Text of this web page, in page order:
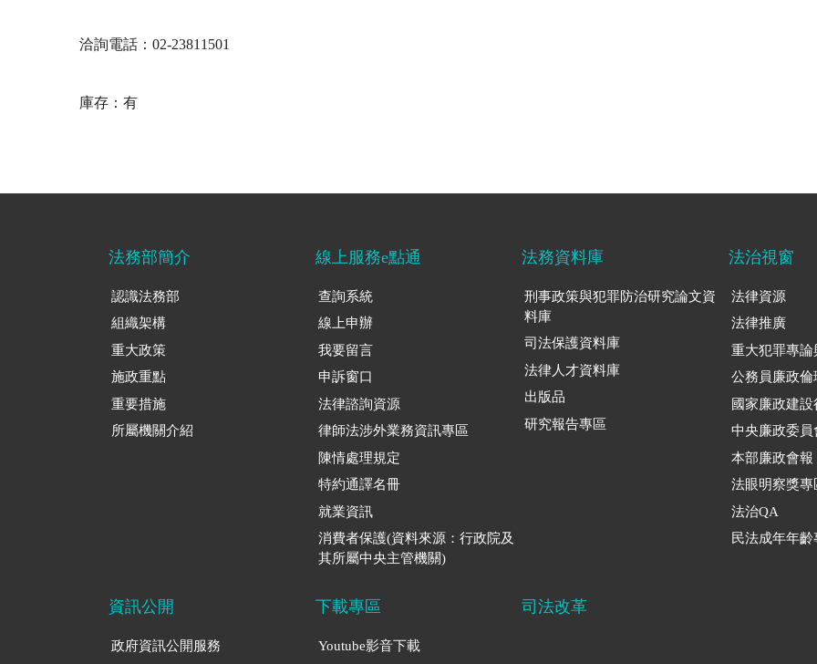
洽詢電話：02-23811501
庫存：有
法務部簡介
認識法務部
組織架構
重大政策
施政重點
重要措施
所屬機關介紹
線上服務e點通
查詢系統
線上申辦
我要留言
申訴窗口
法律諮詢資源
律師法涉外業務資訊專區
陳情處理規定
特約通譯名冊
就業資訊
消費者保護(資料來源：行政院及
其所屬中央主管機關)
法務資料庫
刑事政策與犯罪防治研究論文資
料庫
司法保護資料庫
法律人才資料庫
出版品
研究報告專區
法治視窗
法律資源
法律推廣
重大犯罪專論
公務員廉政倫
國家廉政建
中央廉政委員
本部廉政會報
法眼明察獎專
法治QA
民法成年年齡
資訊公開
政府資訊公開服務
下載專區
Youtube影音下載
司法改革